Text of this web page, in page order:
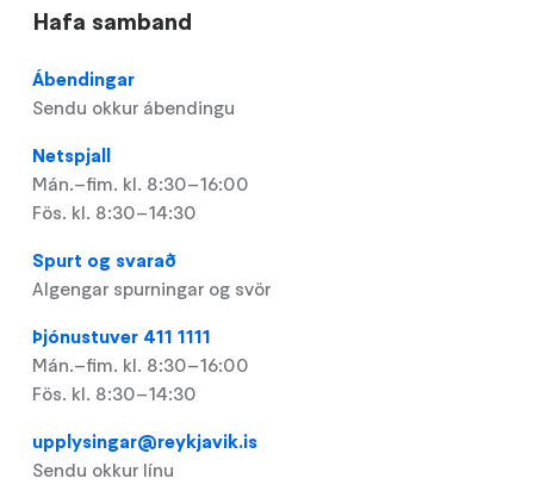
Hafa samband
Ábendingar
Sendu okkur ábendingu
Netspjall
Mán.–fim. kl. 8:30–16:00
Fös. kl. 8:30–14:30
Spurt og svarað
Algengar spurningar og svör
Þjónustuver 411 1111
Mán.–fim. kl. 8:30–16:00
Fös. kl. 8:30–14:30
upplysingar@reykjavik.is
Sendu okkur línu